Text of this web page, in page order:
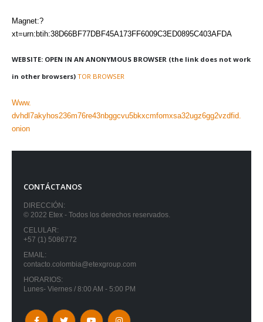
Magnet:?
xt=urn:btih:38D66BF77DBF45A173FF6009C3ED0895C403AFDA
WEBSITE: OPEN IN AN ANONYMOUS BROWSER (the link does not work
in other browsers) TOR BROWSER
Www.
dvhdl7akyhos236m76re43nbggcvu5bkxcmfomxsa32ugz6gg2vzdfid.
onion
CONTÁCTANOS
DIRECCIÓN:
© 2022 Etex - Todos los derechos reservados.
CELULAR:
+57 (1) 5086772
EMAIL:
contacto.colombia@etexgroup.com
HORARIOS:
Lunes- Viernes / 8:00 AM - 5:00 PM